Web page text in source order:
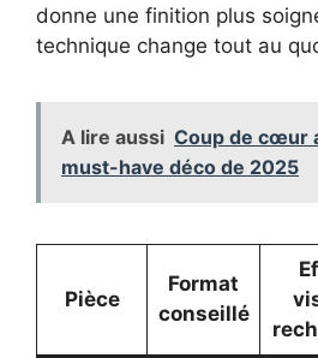
donne une finition plus
technique change tout au
A lire aussi Coup de cœur
must-have déco de 2025
Pièce
Format
conseillé